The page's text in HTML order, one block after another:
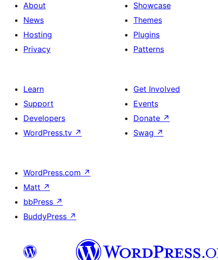
About
News
Hosting
Privacy
Showcase
Themes
Plugins
Patterns
Learn
Support
Developers
WordPress.tv ↗
Get Involved
Events
Donate ↗
Swag ↗
WordPress.com ↗
Matt ↗
bbPress ↗
BuddyPress ↗